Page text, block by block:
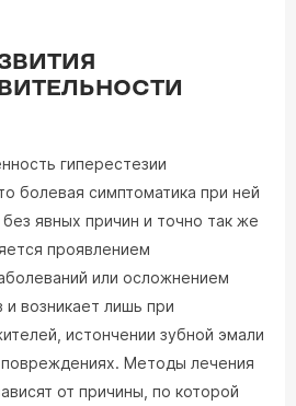
гиперестезии
болевая симптоматика при ней
явных причин и точно так же
проявлением
или осложнением
возникает лишь при
истончении зубной эмали
Методы лечения
от причины, по которой